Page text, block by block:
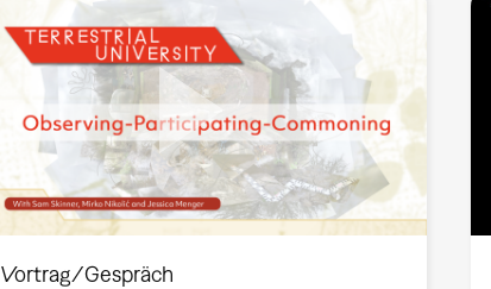
Vortrag/Gespräch